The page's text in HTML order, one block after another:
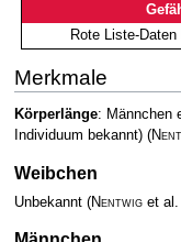
Rote Liste-
Merkmale
Körperlänge: Männchen
Individuum bekannt) (
Weibchen
Unbekannt (Nentwiget al.